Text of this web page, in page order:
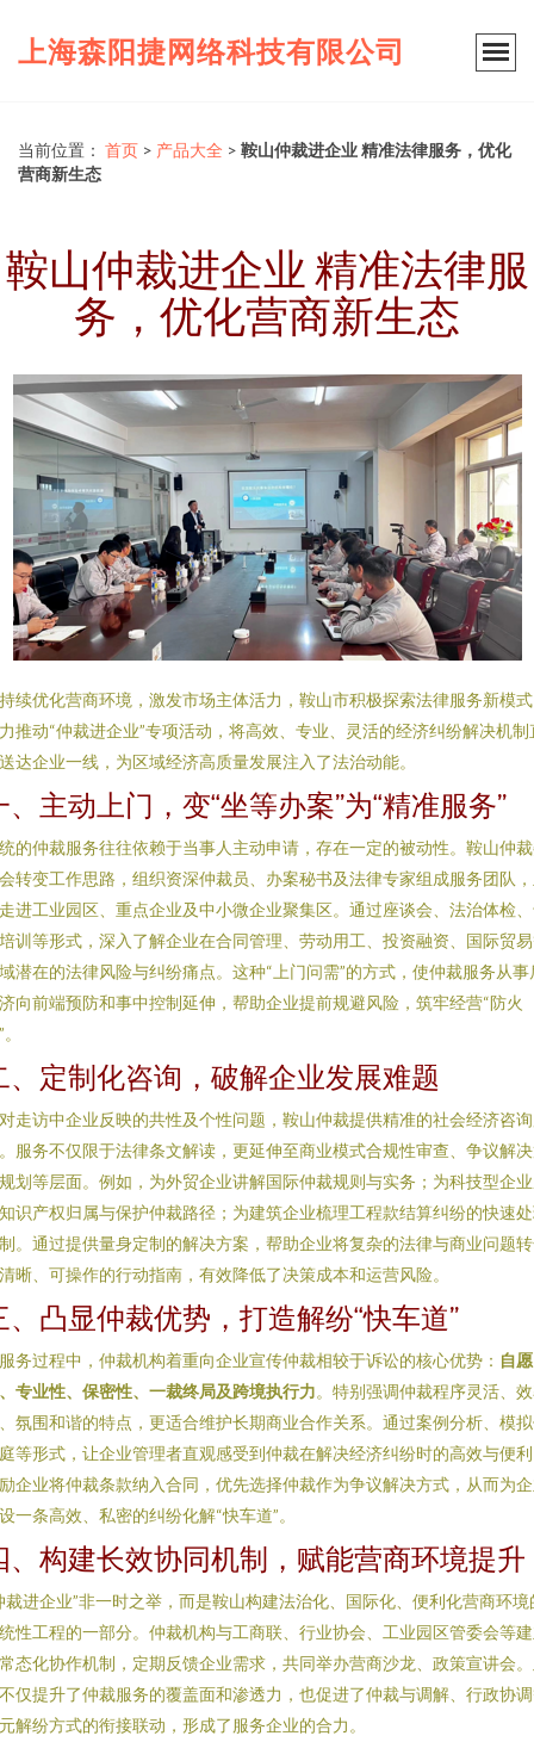
上海森阳捷网络科技有限公司
当前位置： 首页 > 产品大全 > 鞍山仲裁进企业 精准法律服务，优化
营商新生态
鞍山仲裁进企业 精准法律服
务，优化营商新生态
续优化营商环境，激发市场主体活力，鞍山市积极探索法律服务新模
推动“仲裁进企业”专项活动，将高效、专业、灵活的经济纠纷解决机制
达企业一线，为区域经济高质量发展注入了法治动能。
、主动上门，变“坐等办案”为“精准服务”
的仲裁服务往往依赖于当事人主动申请，存在一定的被动性。鞍山仲
转变工作思路，组织资深仲裁员、办案秘书及法律专家组成服务团队
进工业园区、重点企业及中小微企业聚集区。通过座谈会、法治体检
训等形式，深入了解企业在合同管理、劳动用工、投资融资、国际贸
潜在的法律风险与纠纷痛点。这种“上门问需”的方式，使仲裁服务从事
向前端预防和事中控制延伸，帮助企业提前规避风险，筑牢经营“防火
、定制化咨询，破解企业发展难题
走访中企业反映的共性及个性问题，鞍山仲裁提供精准的社会经济咨
服务不仅限于法律条文解读，更延伸至商业模式合规性审查、争议解
划等层面。例如，为外贸企业讲解国际仲裁规则与实务；为科技型企
识产权归属与保护仲裁路径；为建筑企业梳理工程款结算纠纷的快速
。通过提供量身定制的解决方案，帮助企业将复杂的法律与商业问题
晰、可操作的行动指南，有效降低了决策成本和运营风险。
、凸显仲裁优势，打造解纷“快车道”
务过程中，仲裁机构着重向企业宣传仲裁相较于诉讼的核心优势： 自愿
专业性、保密性、一裁终局及跨境执行力。特别强调仲裁程序灵活、
氛围和谐的特点，更适合维护长期商业合作关系。通过案例分析、模
等形式，让企业管理者直观感受到仲裁在解决经济纠纷时的高效与便
企业将仲裁条款纳入合同，优先选择仲裁作为争议解决方式，从而为
一条高效、私密的纠纷化解“快车道”。
、构建长效协同机制，赋能营商环境提升
裁进企业”非一时之举，而是鞍山构建法治化、国际化、便利化营商环境
性工程的一部分。仲裁机构与工商联、行业协会、工业园区管委会等
态化协作机制，定期反馈企业需求，共同举办营商沙龙、政策宣讲会
仅提升了仲裁服务的覆盖面和渗透力，也促进了仲裁与调解、行政协
解纷方式的衔接联动，形成了服务企业的合力。